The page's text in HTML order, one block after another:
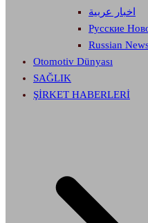
اخبار عربية
Русские
Russian
Otomotiv Dünyası
SAĞLIK
ŞİRKET HABERLERİ